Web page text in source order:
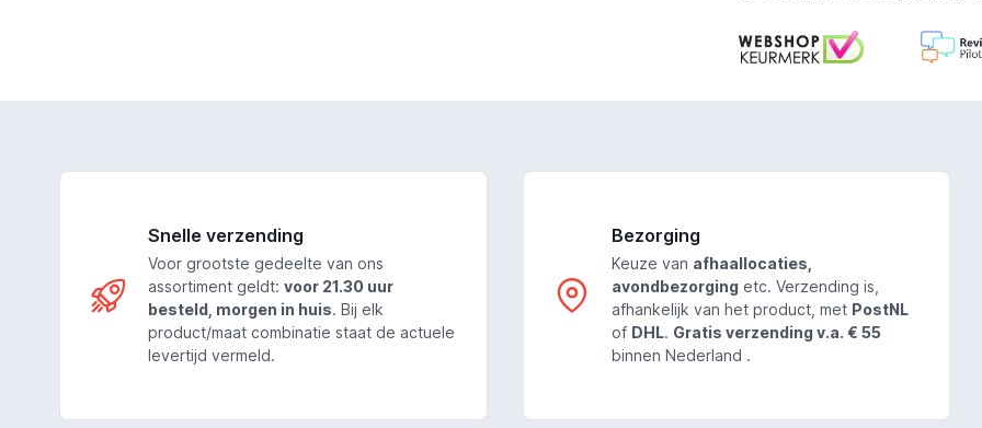
Snelle verzending
Voor grootste gedeelte van ons
assortiment geldt: voor 21.30 uur
besteld, morgen in huis. Bij elk
product/maat combinatie staat de actuele
levertijd vermeld.
Bezorging
Keuze van afhaallocaties,
avondbezorgingetc. Verzending is,
afhankelijk van het product, met PostNL
of DHL. Gratis verzending v.a. € 55
binnen Nederland .